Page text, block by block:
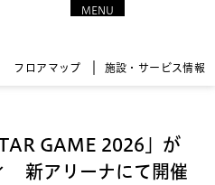
フロア マップ 施設・サービス情報
MENU
GAME 2026」が
新アリーナにて開催